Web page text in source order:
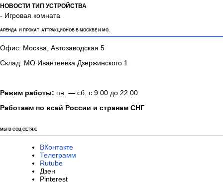
НОВОСТИ ТИП УСТРОЙСТВА
- Игровая комната
АРЕНДА И ПРОКАТ АТТРАКЦИОНОВ В МОСКВЕ И МО.
Офис: Москва, Автозаводская 5
Склад: МО Ивантеевка Дзержинского 1
Режим работы: пн. — сб. с 9:00 до 22:00
Работаем по всей России и странам СНГ
МЫ В СОЦ СЕТЯХ:
ВКонтакте
Телеграмм
Rutube
Дзен
Pinterest